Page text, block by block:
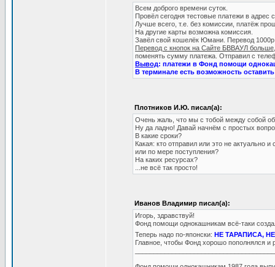
Всем доброго времени суток.
Провёл сегодня тестовые платежи в
Лучше всего, т.е. без комиссии, платёж
На другие карты возможна комиссия.
Завёл свой кошелёк Юмани. Перевод
Перевод с кнопок на Сайте БВВАУЛ
поменять сумму платежа. Отправил с
Вывод: платежи в Фонд помощи
В терминале есть возможность
Плотников И.Ю. писал(а):
Очень жаль, что мы с тобой между собой
Ну да ладно! Давай начнём с простых
В какие сроки?
Какая: кто отправил или это не актуально
или по мере поступления?
На каких ресурсах?
...не всё так просто!
Иванов Владимир писал(а):
Игорь, здравствуй!
Фонд помощи однокашникам всё-таки
Теперь надо по-японски: НЕ ТАРАПИСА,
Главное, чтобы Фонд хорошо пополнялся и